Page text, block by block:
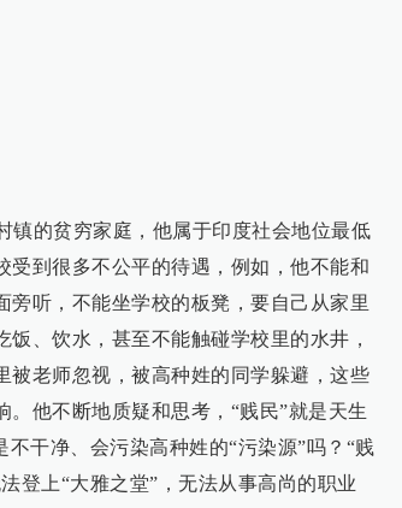
镇的贫穷家庭，他属于印度社会地位最低
受到很多不公平的待遇，例如，他不能和
听，不能坐学校的板凳，要自己从家里
、饮水，甚至不能触碰学校里的水井，
被老师忽视，被高种姓的同学躲避，这些
他不断地质疑和思考，“贱民”就是天生
干净、会污染高种姓的“污染源”吗？“贱
登上“大雅之堂”，无法从事高尚的职业